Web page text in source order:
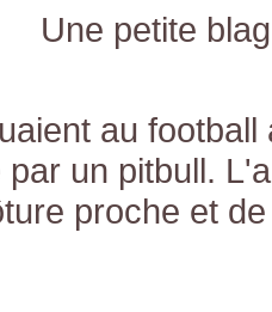
Une petite
au
un pitbull.
proche et